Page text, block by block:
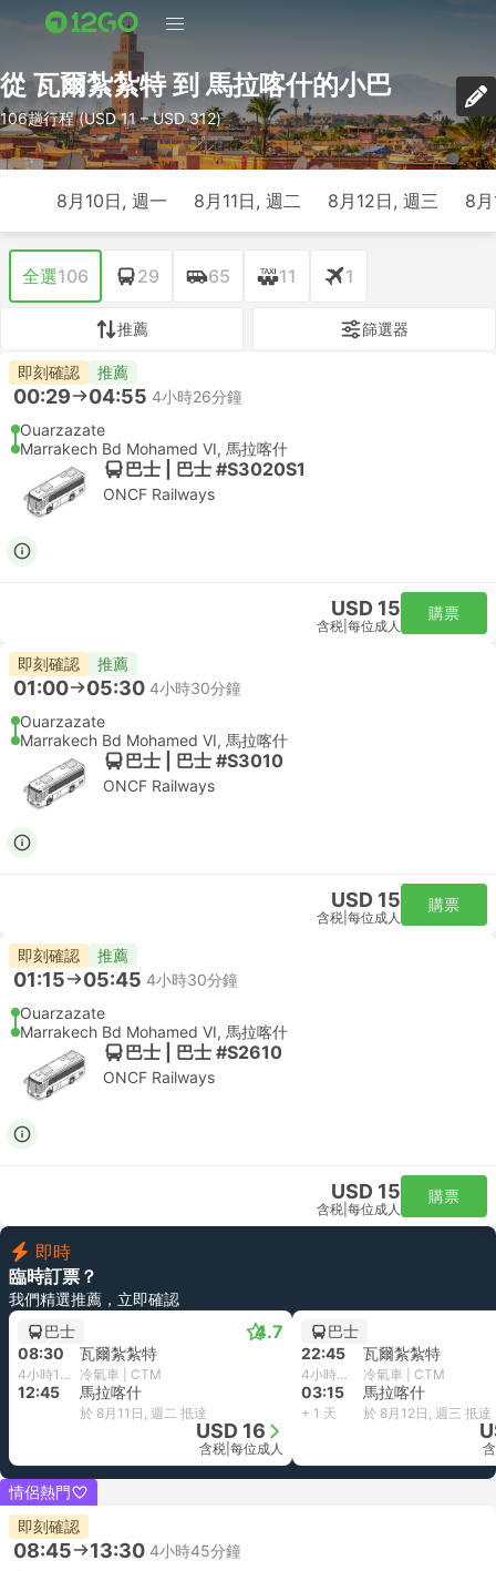
從 瓦爾紮紮特 到 馬拉喀什的小巴
106趟行程 (USD 11 – USD 312)
8月10日, 週一 8月11日, 週二 8月12日, 週三 8
全選106 29 65 11 1
推薦 篩選器
即刻確認 推薦
00:29 04:55 4小時26分鐘
Ouarzazate
Marrakech Bd Mohamed VI, 馬拉喀什
巴士 | 巴士 #S3020S1
ONCF Railways
USD 15
含税 每位成人
購票
即刻確認 推薦
01:00 05:30 4小時30分鐘
Ouarzazate
Marrakech Bd Mohamed VI, 馬拉喀什
巴士 | 巴士 #S3010
ONCF Railways
USD 15
含税 每位成人
購票
即刻確認 推薦
01:15 05:45 4小時30分鐘
Ouarzazate
Marrakech Bd Mohamed VI, 馬拉喀什
巴士 | 巴士 #S2610
ONCF Railways
USD 15
含税 每位成人
購票
即時
臨時訂票？
我們精選推薦，立即確認
巴士
4.7
08:30 瓦爾紮紮特
4小時15分鐘 冷氣車 | CTM
12:45 馬拉喀什
於 8月11日, 週二 抵達
USD 16
含税 每位成人
巴士
22:45
瓦爾紮紮特
4小時30分鐘 冷氣車 | CTM
03:15 馬拉喀什
+ 1 天 於 8月12日, 週三 抵達
情侶熱門
即刻確認
08:45 13:30 4小時45分鐘